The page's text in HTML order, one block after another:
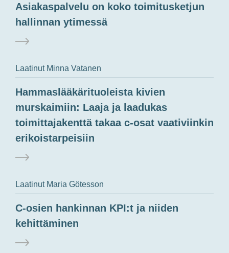
Asiakaspalvelu on koko toimitusketjun
hallinnan ytimessä
Laatinut Minna Vatanen
Hammaslääkärituoleista kivien
murskaimiin: Laaja ja laadukas
toimittajakenttä takaa c-osat vaativiinkin
erikoistarpeisiin
Laatinut Maria Götesson
C-osien hankinnan KPI:t ja niiden
kehittäminen